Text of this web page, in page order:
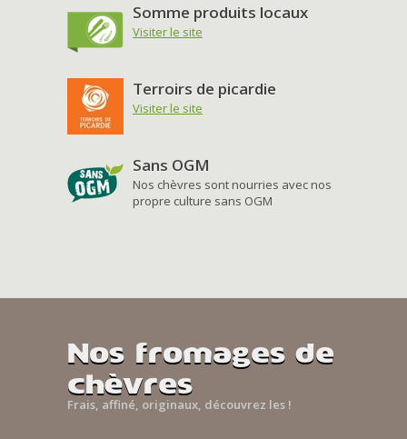
Somme produits locaux
Visiter le site
Terroirs de picardie
Visiter le site
Sans OGM
Nos chèvres sont nourries avec nos
propre culture sans OGM
Nos fromages de
chèvres
Frais, affiné, originaux, découvrez les !